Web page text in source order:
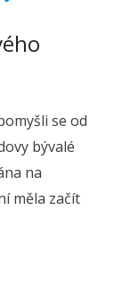
se od
bývalé
na
měla začít